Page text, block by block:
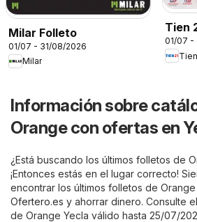
Milar Folleto
01/07 - 31/08/2026
Milar
Tien
01/07 -
Información sobre
Orange con ofertas en
¿Está buscando los últimos folletos de
¡Entonces estás en el lugar correcto!
encontrar los últimos folletos de Orange
Ofertero.es y ahorrar dinero. Consulte
de Orange Yecla válido hasta 25/07/